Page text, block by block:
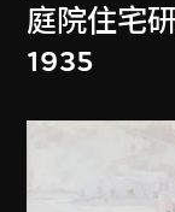
庭院住宅
1935